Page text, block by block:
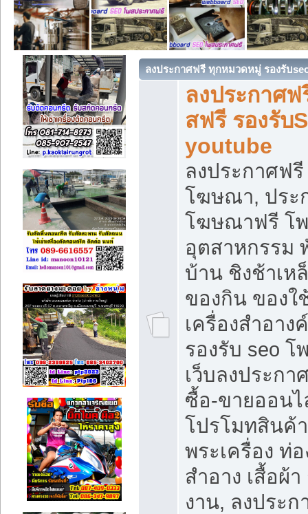
ลงประกาศฟรี ทุกหมวดหมู่ รองรับ
ลงประกาศ
สฟรี รองรับ
youtube
ลงประกาศฟ
โฆษณา, ประ
โฆษณาฟรี โ
อุตสาหกรรม
บ้าน ชิงช้าเห
ของกิน ของใ
เครื่องสำอา
รองรับ seo โ
เว็บลงประก
ซื้อ-ขายออน
โปรโมทสินค้
พระเครื่อง ท่อ
สำอาง เสื้อผ้
งาน, ลงประ